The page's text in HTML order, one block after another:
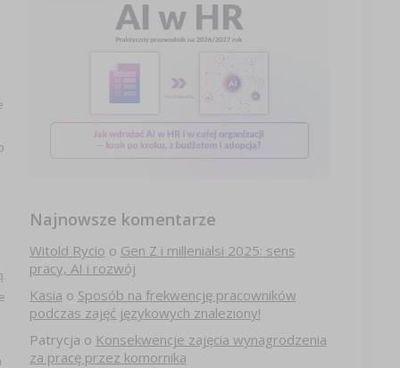
Najnowsze komentarze
Witold Rycio o Gen Z i millenialsi 2025: sens
pracy, AI i rozwój
Kasia o Sposób na frekwencję pracowników
podczas zajęć językowych znaleziony!
Patrycja o Konsekwencje zajęcia wynagrodzenia
za pracę przez komornika